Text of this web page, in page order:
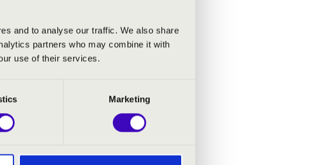
and to analyse our traffic. We also share
partners who may combine it with
use of their services.
Marketing